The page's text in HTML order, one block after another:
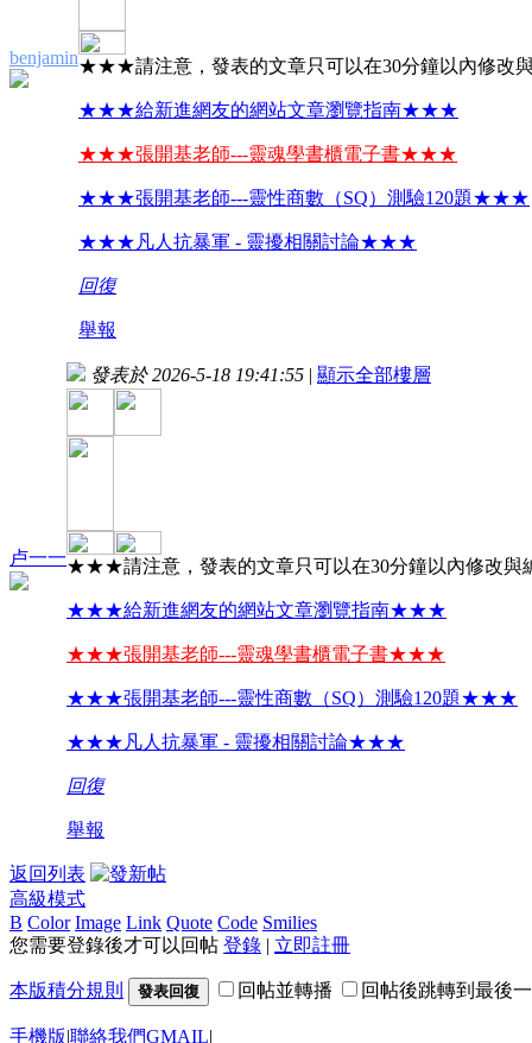
benjamin★★★請注意，發表的文章只可以在30分鐘以內修
★★★給新進網友的網站文章瀏覽指南★★★
★★★張開基老師---靈魂學書櫃電子書★★★
★★★張開基老師---靈性商數（SQ）測驗120題★★★
★★★凡人抗暴軍 - 靈擾相關討論★★★
回復
舉報
卢一一
發表於 2026-5-18 19:41:55 | 顯示全部樓層
★★★請注意，發表的文章只可以在30分鐘以內修改
★★★給新進網友的網站文章瀏覽指南★★★
★★★張開基老師---靈魂學書櫃電子書★★★
★★★張開基老師---靈性商數（SQ）測驗120題★★★
★★★凡人抗暴軍 - 靈擾相關討論★★★
回復
舉報
返回列表
高級模式
B Color Image Link Quote Code Smilies
您需要登錄後才可以回帖 登錄 | 立即註冊
本版積分規則 發表回復 回帖並轉播 回帖後跳轉到最後
手機版|聯絡我們GMAIL|